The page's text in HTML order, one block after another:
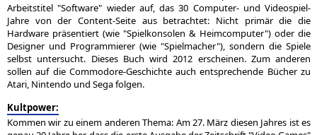
Arbeitstitel "Software" wieder auf, das 30 Computer- und Videospiel-
Jahre von der Content-Seite aus betrachtet: Nicht primär die die
Hardware präsentiert (wie "Spielkonsolen & Heimcomputer") oder die
Designer und Programmierer (wie "Spielmacher"), sondern die Spiele
selbst untersucht. Dieses Buch wird 2012 erscheinen. Zum anderen
sollen auf die Commodore-Geschichte auch entsprechende Bücher zu
Atari, Nintendo und Sega folgen.
Kultpower:
Kommen wir zu einem anderen Thema: Am 27. März diesen Jahres ist es